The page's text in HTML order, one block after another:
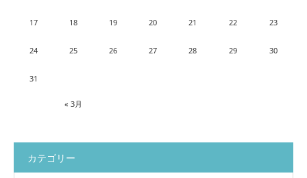
« 3月
17 18 19 20 21 22 23
24 25 26 27 28 29 30
31
カテゴリー